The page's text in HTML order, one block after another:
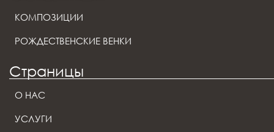
КОМПОЗИЦИИ
РОЖДЕСТВЕНСКИЕ ВЕНКИ
Страницы
О НАС
УСЛУГИ